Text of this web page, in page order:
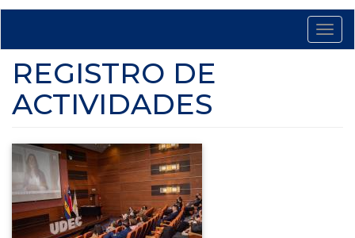
REGISTRO DE
ACTIVIDADES